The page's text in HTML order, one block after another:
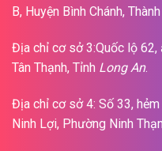
B, Huyện Bình Chánh,
Địa chỉ cơ sở 3:Quốc lộ 62,
Tân Thạnh, Tỉnh Long An.
Địa chỉ cơ sở 4: Số 33,
Ninh Lợi, Phường Ninh